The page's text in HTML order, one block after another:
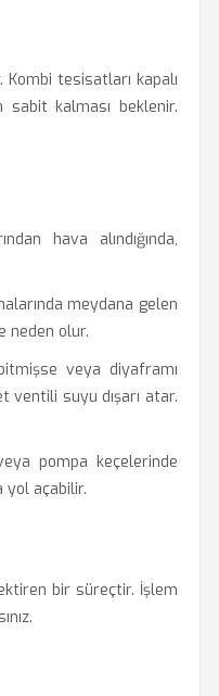
Kombi tesisatları kapalı
sabit kalması beklenir.
hava alındığında,
meydana gelen
neden olur.
veya diyaframı
ventili suyu dışarı atar.
pompa keçelerinde
yol açabilir.
bir süreçtir. İşlem